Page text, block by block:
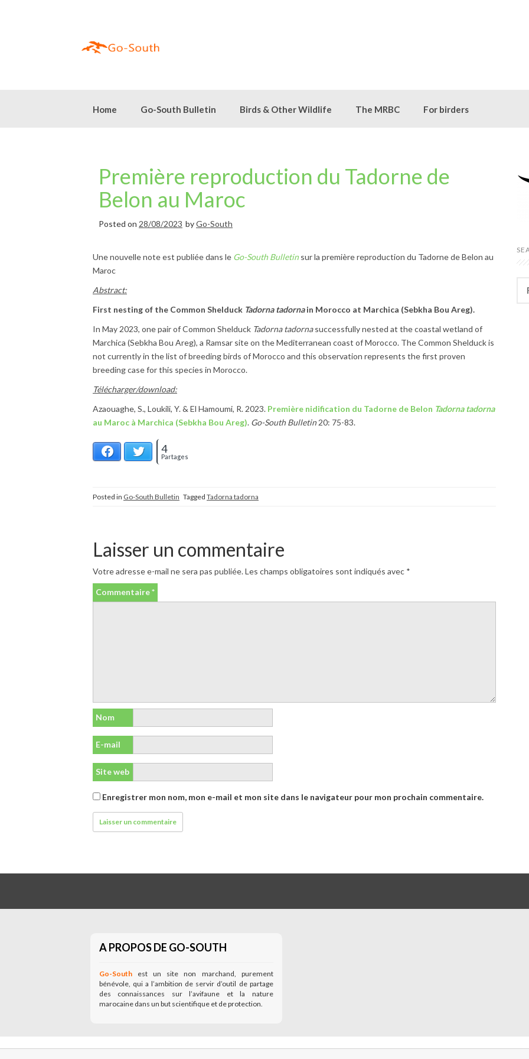
Home Go-South Bulletin Birds & Other Wildlife The MRBC For birders
Première reproduction du Tadorne de
Belon au Maroc
Posted on 28/08/2023 byGo-South
Une nouvelle note est publiée dans le Go-South Bulletin sur la première reproduction du Tadorne de Belon au
Maroc
Abstract:
First nesting of the Common Shelduck Tadorna tadornain Morocco at Marchica (Sebkha Bou Areg).
In May 2023, one pair of Common Shelduck Tadorna tadornasuccessfully nested at the coastal wetland of
Marchica (Sebkha Bou Areg), a Ramsar site on the Mediterranean coast of Morocco. The Common Shelduck is
not currently in the list of breeding birds of Morocco and this observation represents the first proven
breeding case for this species in Morocco.
Télécharger/download:
Azaouaghe, S., Loukili, Y. & El Hamoumi, R. 2023. Première nidification du Tadorne de Belon Tadorna tadorna
au Maroc à Marchica (Sebkha Bou Areg). Go-South Bulletin 20: 75-83.
Facebook Twitter
Partages
4
Posted in Go-South Bulletin Tagged Tadorna tadorna
Laisser un commentaire
Votre adresse e-mail ne sera pas publiée.Les champs obligatoires sont indiqués avec *
Commentaire*
Nom
E-mail
Site web
Enregistrer mon nom, mon e-mail et mon site dans le navigateur pour mon prochain commentaire.
A PROPOS DE GO-SOUTH
Go-South est un site non marchand, purement
bénévole, qui a l’ambition de servir d’outil de partage
des connaissances sur l’avifaune et la nature
marocaine dans un but scientifique et de protection.